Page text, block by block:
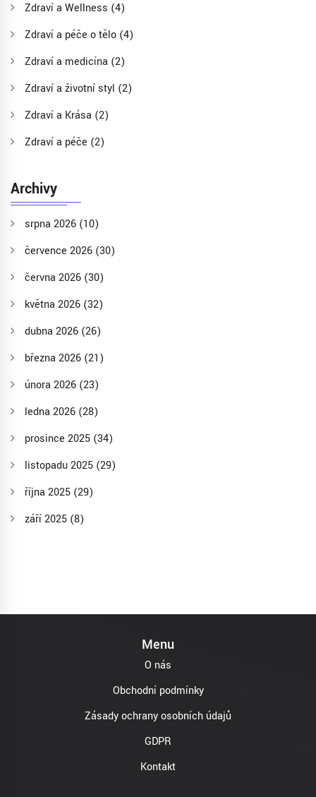
Zdraví a Wellness (4)
Zdraví a péče o tělo (4)
Zdraví a medicína (2)
Zdraví a životní styl (2)
Zdraví a Krása (2)
Zdraví a péče (2)
Archivy
srpna 2026 (10)
července 2026 (30)
června 2026 (30)
května 2026 (32)
dubna 2026 (26)
března 2026 (21)
února 2026 (23)
ledna 2026 (28)
prosince 2025 (34)
listopadu 2025 (29)
října 2025 (29)
září 2025 (8)
Menu
O nás
Obchodní podmínky
Zásady ochrany osobních údajů
GDPR
Kontakt